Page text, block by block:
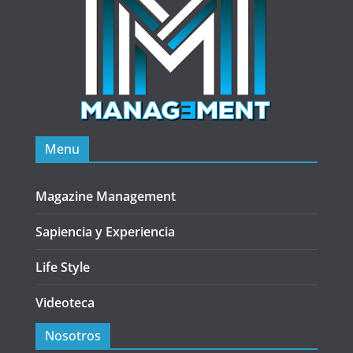
Menu
Magazine Management
Sapiencia y Experiencia
Life Style
Videoteca
Nosotros